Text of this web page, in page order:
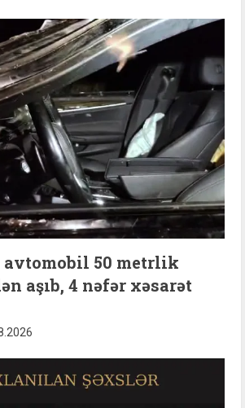
avtomobil 50 metrlik
aşıb, 4 nəfər xəsarət